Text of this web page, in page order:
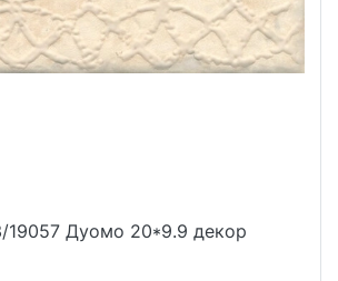
19057 Дуомо 20*9.9 декор